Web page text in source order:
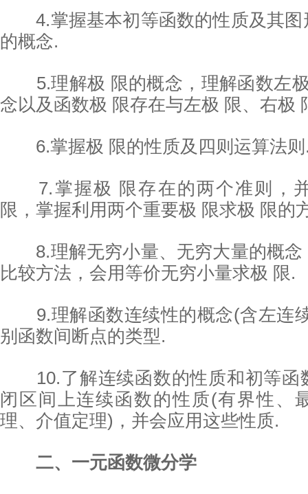
4.掌握基本初等函数的性质及其图
的概念.
5.理解极 限的概念，理解函数左极
念以及函数极 限存在与左极 限、右极
6.掌握极 限的性质及四则运算法则
7.掌握极 限存在的两个准则，
限，掌握利用两个重要极 限求极 限的
8.理解无穷小量、无穷大量的概念
比较方法，会用等价无穷小量求极 限.
9.理解函数连续性的概念(含左连
别函数间断点的类型.
10.了解连续函数的性质和初等函
闭区间上连续函数的性质(有界性、
理、介值定理)，并会应用这些性质.
二、一元函数微分学